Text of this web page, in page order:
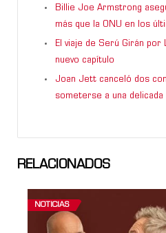
Billie Joe Armstrong
más que la ONU en los
El viaje de Serú Girán por
nuevo capítulo
Joan Jett canceló dos
someterse a una delicada
RELACIONADOS
NOTICIAS